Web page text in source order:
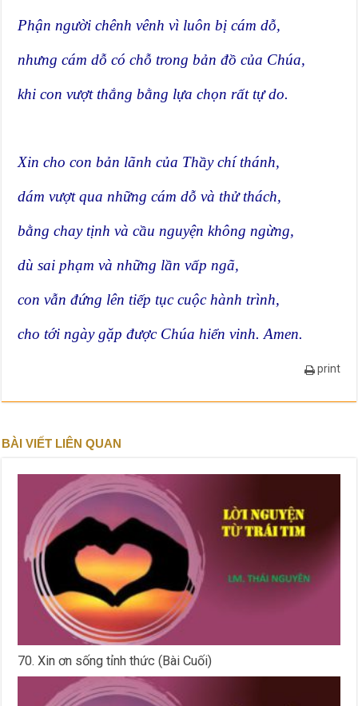
Phận người chênh vênh vì luôn bị cám dỗ,
nhưng cám dỗ có chỗ trong bản đồ của Chúa,
khi con vượt thắng bằng lựa chọn rất tự do.
Xin cho con bản lãnh của Thầy chí thánh,
dám vượt qua những cám dỗ và thử thách,
bằng chay tịnh và cầu nguyện không ngừng,
dù sai phạm và những lần vấp ngã,
con vẫn đứng lên tiếp tục cuộc hành trình,
cho tới ngày gặp được Chúa hiển vinh. Amen.
print
BÀI VIẾT LIÊN QUAN
70. Xin ơn sống tỉnh thức (Bài Cuối)